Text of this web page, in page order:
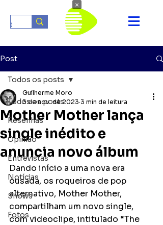
Post
Todos os posts
Resenhas
Opinião
Entrevistas
Notícias
Shows
Fotos
Todos os posts
Mother Mother lança
single inédito e
anuncia novo álbum
Guilherme Moro
3 de nov. de 2023 3 min de leitura
Dando início a uma nova era
ousada, os roqueiros de pop
alternativo, Mother Mother,
compartilham um novo single,
com videoclipe, intitulado “The
×